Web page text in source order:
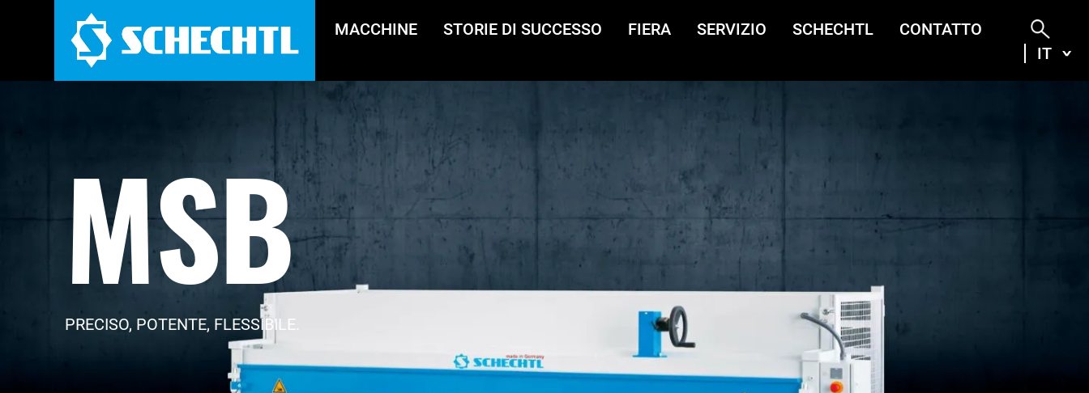
MACCHINE STORIE DI SUCCESSO FIERA SERVIZIO SCHECHTL
CONTATTO
IT
MSB
PRECISO, POTENTE, FLESSIBILE.